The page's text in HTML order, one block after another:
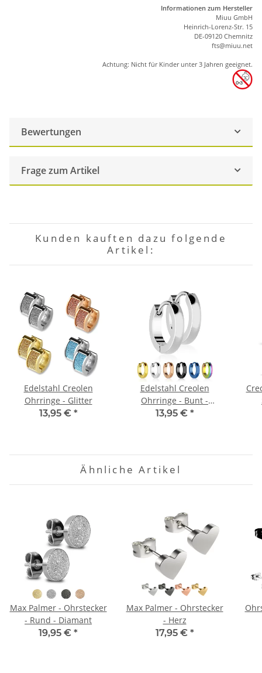
Informationen zum Hersteller
Miuu GmbH
Heinrich-Lorenz-Str. 15
DE-09120 Chemnitz
fts@miuu.net
Achtung: Nicht für Kinder unter 3 Jahren geeignet.
Bewertungen
Frage zum Artikel
Kunden kauften dazu folgende
Artikel:
Edelstahl Creolen
Ohrringe - Glitter
13,95 € *
Edelstahl Creolen
Ohrringe - Bunt -
Schmal
13,95 € *
Ähnliche Artikel
Max Palmer - Ohrstecker
- Rund - Diamant
19,95 € *
Max Palmer - Ohrstecker
- Herz
17,95 € *